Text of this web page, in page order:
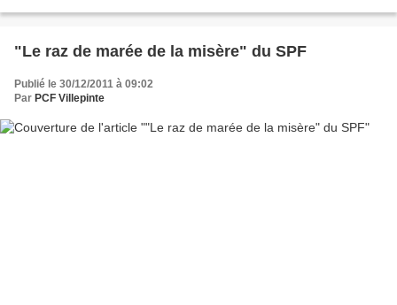
"Le raz de marée de la misère" du SPF
Publié le 30/12/2011 à 09:02
Par PCF Villepinte